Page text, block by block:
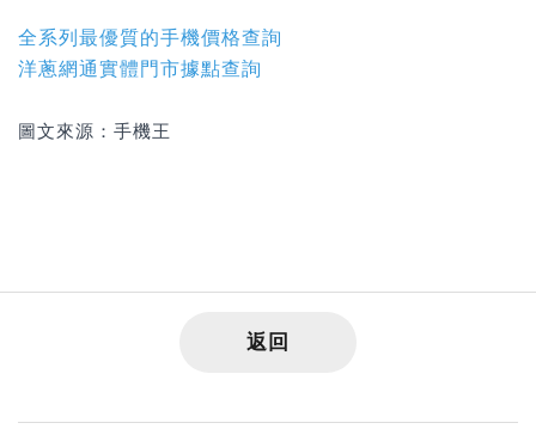
全系列最優質的手機價格查詢
洋蔥網通實體門市據點查詢
圖文來源：手機王
返回